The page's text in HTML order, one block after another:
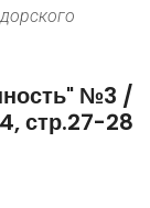
№3 /
стр.27-28